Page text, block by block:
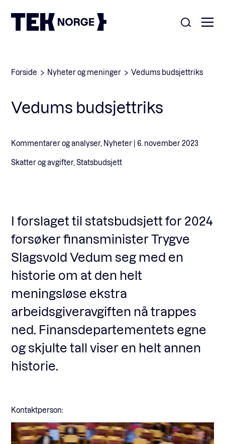
Om oss
Nyheter
Møteplasser
Kontakt
Våre viktigste saker
Ansatte
Fagforum
Arrangementer
Standardavtaler
Nyheter og meninger
Rapporter
Forside Nyheter og meninger Vedums budsjettriks
Vedums budsjettriks
Kommentarer og analyser, Nyheter | 6. november 2023
Skatter og avgifter, Statsbudsjett
I forslaget til statsbudsjett for 2024
forsøker finansminister Trygve
Slagsvold Vedum seg med en
historie om at den helt
meningsløse ekstra
arbeidsgiveravgiften nå trappes
ned. Finansdepartementets egne
og skjulte tall viser en helt annen
historie.
Kontaktperson: